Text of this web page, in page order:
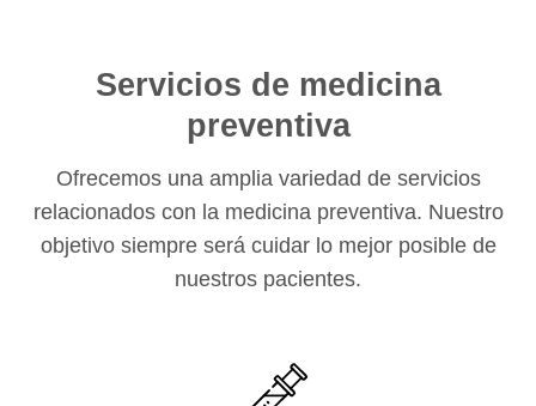
Servicios de medicina
preventiva
Ofrecemos una amplia variedad de servicios
relacionados con la medicina preventiva. Nuestro
objetivo siempre será cuidar lo mejor posible de
nuestros pacientes.